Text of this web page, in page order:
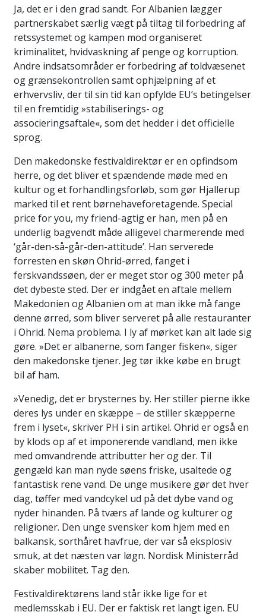
Ja, det er i den grad sandt. For Albanien lægger
partnerskabet særlig vægt på tiltag til forbedring af
retssystemet og kampen mod organiseret
kriminalitet, hvidvaskning af penge og korruption.
Andre indsatsområder er forbedring af toldvæsenet
og grænsekontrollen samt ophjælpning af et
erhvervsliv, der til sin tid kan opfylde EU’s betingelser
til en fremtidig »stabiliserings- og
associeringsaftale«, som det hedder i det officielle
sprog.
Den makedonske festivaldirektør er en opfindsom
herre, og det bliver et spændende møde med en
kultur og et forhandlingsforløb, som gør Hjallerup
marked til et rent børnehaveforetagende. Special
price for you, my friend-agtig er han, men på en
underlig bagvendt måde alligevel charmerende med
‘går-den-så-går-den-attitude’. Han serverede
forresten en skøn Ohrid-ørred, fanget i
ferskvandssøen, der er meget stor og 300 meter på
det dybeste sted. Der er indgået en aftale mellem
Makedonien og Albanien om at man ikke må fange
denne ørred, som bliver serveret på alle restauranter
i Ohrid. Nema problema. I ly af mørket kan alt lade sig
gøre. »Det er albanerne, som fanger fisken«, siger
den makedonske tjener. Jeg tør ikke købe en brugt
bil af ham.
»Venedig, det er brysternes by. Her stiller pierne ikke
deres lys under en skæppe – de stiller skæpperne
frem i lyset«, skriver PH i sin artikel. Ohrid er også en
by klods op af et imponerende vandland, men ikke
med omvandrende attributter her og der. Til
gengæld kan man nyde søens friske, usaltede og
fantastisk rene vand. De unge musikere gør det hver
dag, tøffer med vandcykel ud på det dybe vand og
nyder hinanden. På tværs af lande og kulturer og
religioner. Den unge svensker kom hjem med en
balkansk, sorthåret havfrue, der var så eksplosiv
smuk, at det næsten var løgn. Nordisk Ministerråd
skaber mobilitet. Tag den.
Festivaldirektørens land står ikke lige for et
medlemsskab i EU. Der er faktisk ret langt igen. EU